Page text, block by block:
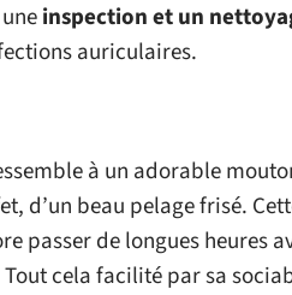
inspection et un
auriculaires.
à un adorable
d’un beau pelage frisé.
passer de longues heures
cela facilité par sa